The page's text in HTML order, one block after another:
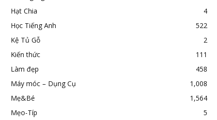
Hạt Chia
4
Học Tiếng Anh
522
Kệ Tủ Gỗ
2
Kiến thức
111
Làm đẹp
458
Máy móc – Dụng Cụ
1,008
Mẹ&Bé
1,564
Mẹo-Típ
5